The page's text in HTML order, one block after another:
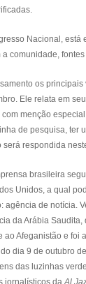
Nacional , está
comunidade,
os
Ele relata em
menção
de pesquisa, ter
respondida
brasileira
Unidos, a qual
agência de notícia.
da Arábia
Afeganistão e foi
dia 9 de outubro
das luzinhas
jornalísticos daAl